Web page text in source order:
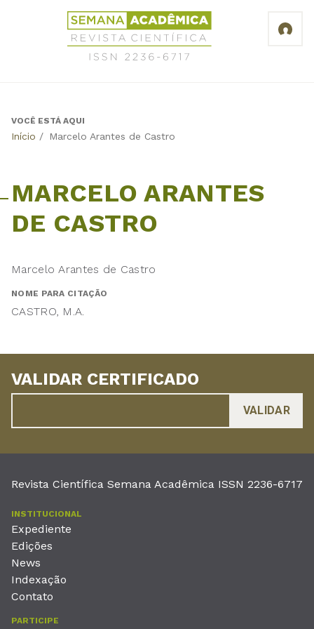
Revista
Científica
Semana
6717
Back
VOCÊ ESTÁ AQUI
Início / Marcelo Arantes de Castro
MARCELO ARANTES
DE CASTRO
Marcelo Arantes de Castro
NOME PARA CITAÇÃO
CASTRO, M.A.
VALIDAR CERTIFICADO
Revista Científica Semana Acadêmica ISSN 2236-6717
INSTITUCIONAL
Expediente
Edições
News
Indexação
Contato
PARTICIPE